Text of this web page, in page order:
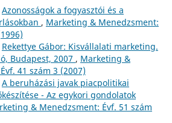
Azonosságok a fogyasztói és a
, Marketing & Menedzsment:
Rekettye Gábor: Kisvállalati marketing.
Budapest, 2007 , Marketing &
41 szám 3 (2007)
A beruházási javak piacpolitikai
- Az egykori gondolatok
& Menedzsment: Évf. 51 szám